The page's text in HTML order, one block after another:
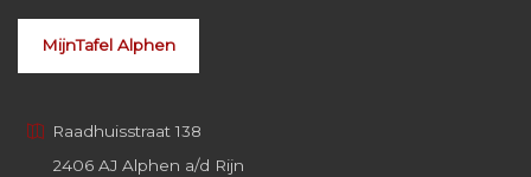
MijnTafel Alphen
Raadhuisstraat 138
2406 AJ Alphen a/d Rijn